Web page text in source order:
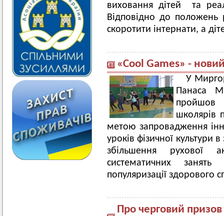
виховання дітей та
Відповідно до положень
скоротити інтернати, а
«Cool Games» -
У
Панаса
пройшов
школярів
метою запровадження
уроків фізичної культури
збільшення рухової
систематичних
популяризації здорового
Про черговий